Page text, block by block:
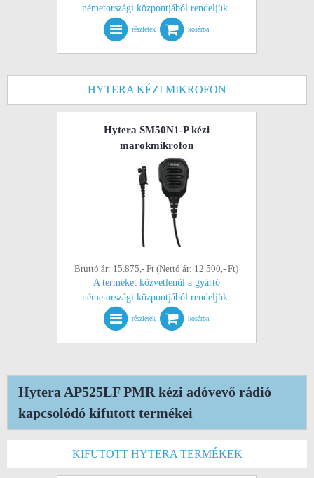
németországi központjából rendeljük.
részletek kosárba!
HYTERA KÉZI MIKROFON
Hytera SM50N1-P kézi
marokmikrofon
Bruttó ár: 15.875,- Ft (Nettó ár: 12.500,- Ft)
A terméket közvetlenül a gyártó
németországi központjából rendeljük.
részletek kosárba!
Hytera AP525LF PMR kézi adóvevő rádió
kapcsolódó kifutott termékei
KIFUTOTT HYTERA TERMÉKEK